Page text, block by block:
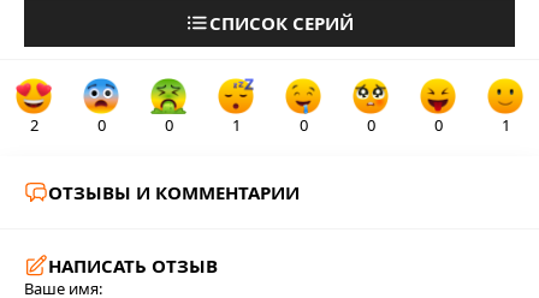
СПИСОК СЕРИЙ
2 0 0 1 0 0 0 1
ОТЗЫВЫ И КОММЕНТАРИИ
НАПИСАТЬ ОТЗЫВ
Ваше имя: